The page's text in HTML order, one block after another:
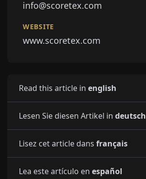
info@scoretex.com
WEBSITE
www.scoretex.com
Read this article in english
Lesen Sie diesen Artikel in deutsch
Lisez cet article dans français
Lea este artículo en español